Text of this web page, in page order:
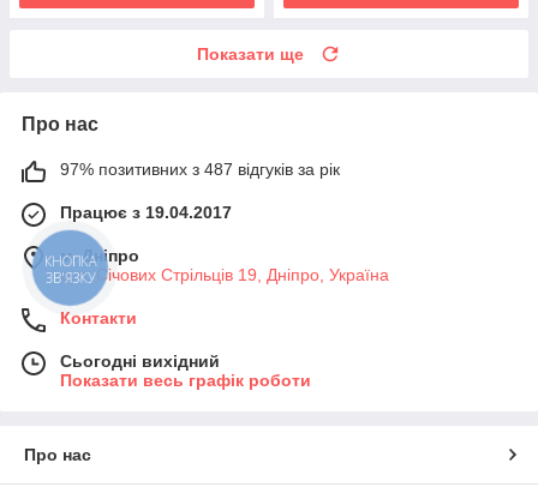
Показати ще
Про нас
97% позитивних з 487 відгуків за рік
Працює з 19.04.2017
м. Дніпро
вул. Січових Стрільців 19, Дніпро, Україна
Контакти
Сьогодні вихідний
Показати весь графік роботи
Про нас
КНОПКА
ЗВ'ЯЗКУ